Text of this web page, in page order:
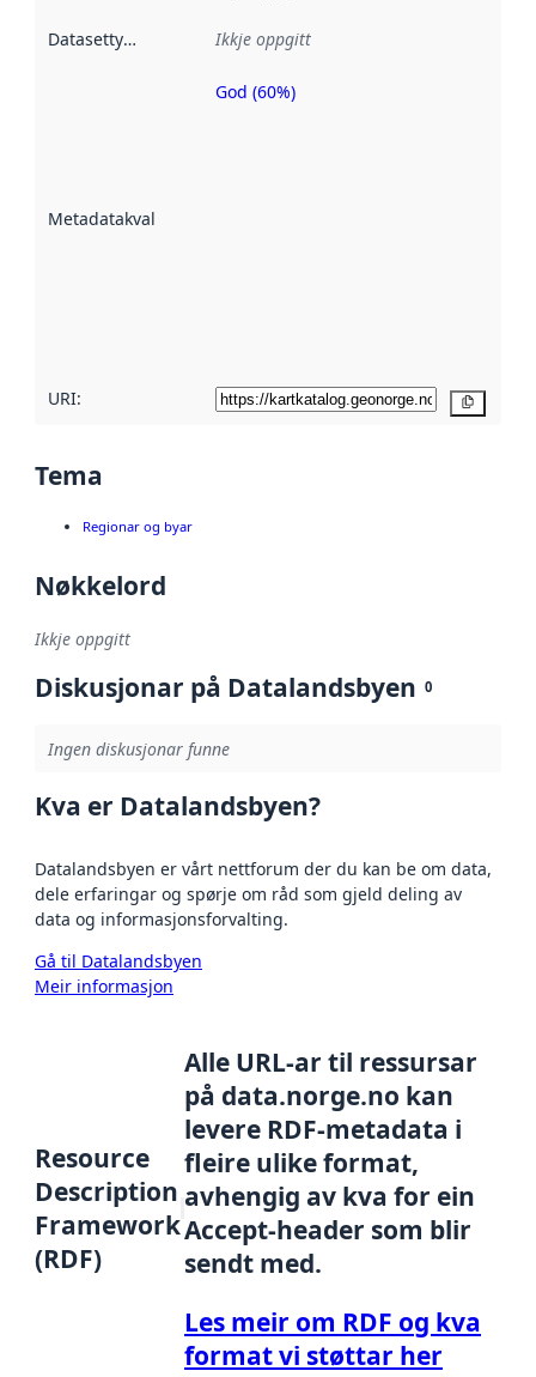
Datasettype Ikkje oppgitt
Metadatakvalitet
Metadatakvalitet
God (60%)
URI:
Tema
Regionar og byar
Nøkkelord
Ikkje oppgitt
Diskusjonar på Datalandsbyen 0
Ingen diskusjonar funne
Kva er Datalandsbyen?
Datalandsbyen er vårt nettforum der du kan be om data,
dele erfaringar og spørje om råd som gjeld deling av
data og informasjonsforvalting.
Gå til Datalandsbyen
Meir informasjon
Resource
Description
Framework
(RDF)
Alle URL-ar til ressursar
på data.norge.no kan
levere RDF-metadata i
fleire ulike format,
avhengig av kva for ein
Accept-header som blir
sendt med.
Les meir om RDF og kva
format vi støttar her